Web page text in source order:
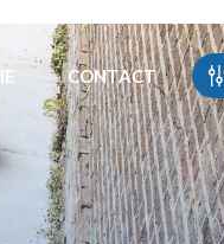
CONTACT